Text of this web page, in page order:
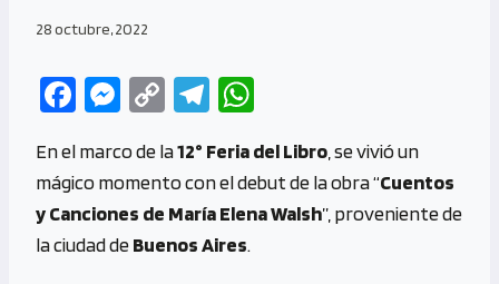
28 octubre, 2022
Fa
b
o
o
M
se
n
g
C
py
Li
n
Te
gr
a
m
at
s
En el marco de la12° Feria del Libro , se vivió un
mágico momento con el debut de la obra “Cuentos
y Canciones de María Elena Walsh”, proveniente de
la ciudad deBuenos Aires.